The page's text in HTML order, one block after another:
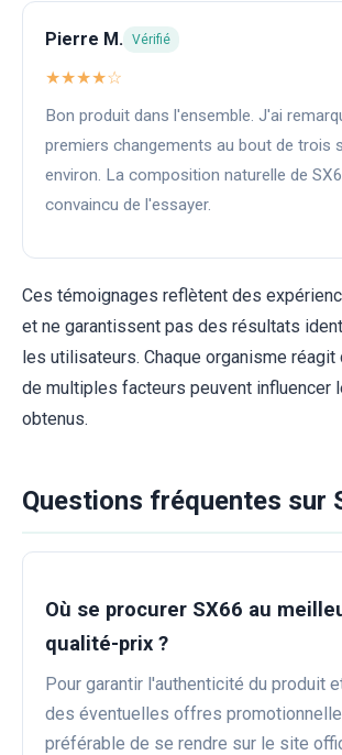
Pierre M. Vérifié
★★★★☆
Bon produit dans l'ensemble. J'ai
premiers changements au bout de trois
environ. La composition naturelle de
convaincu de l'essayer.
Ces témoignages reflètent des
et ne garantissent pas des résultats
les utilisateurs. Chaque organisme
de multiples facteurs peuvent influencer
obtenus.
Questions fréquentes sur
Où se procurer SX66 au
qualité-prix ?
Pour garantir l'authenticité du produit
des éventuelles offres
préférable de se rendre sur le site